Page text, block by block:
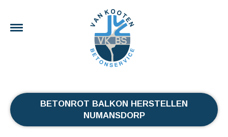
BETONROT BALKON HERSTELLEN
NUMANSDORP